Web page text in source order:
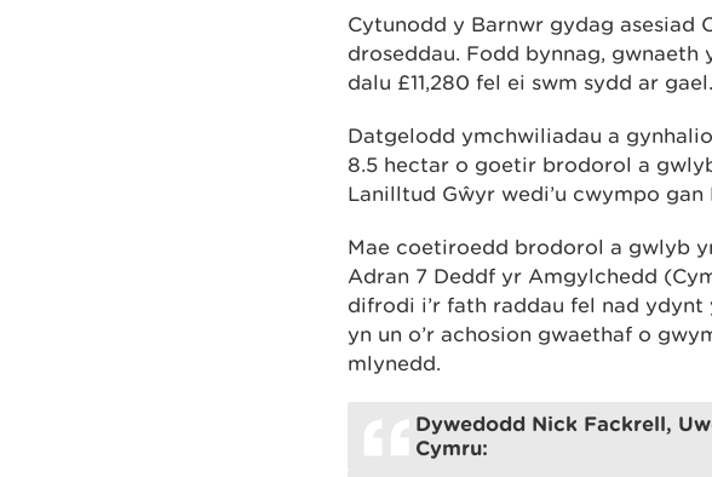
Cytunodd y Barnwr gydag asesiad
droseddau. Fodd bynnag,
dalu £11,280 fel ei swm sydd ar gael.
Datgelodd ymchwiliadau a
8.5 hectar o goetir brodorol a
Lanilltud Gŵyr wedi’u cwympo
Mae coetiroedd brodorol a gwlyb
Adran 7 Deddf yr Amgylchedd
difrodi i’r fath raddau fel nad
yn un o’r achosion gwaethaf o
mlynedd.
Dywedodd Nick Fackrell,
Cymru: